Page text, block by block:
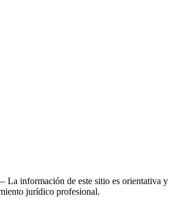
La información de este sitio es orientativa y
jurídico profesional.